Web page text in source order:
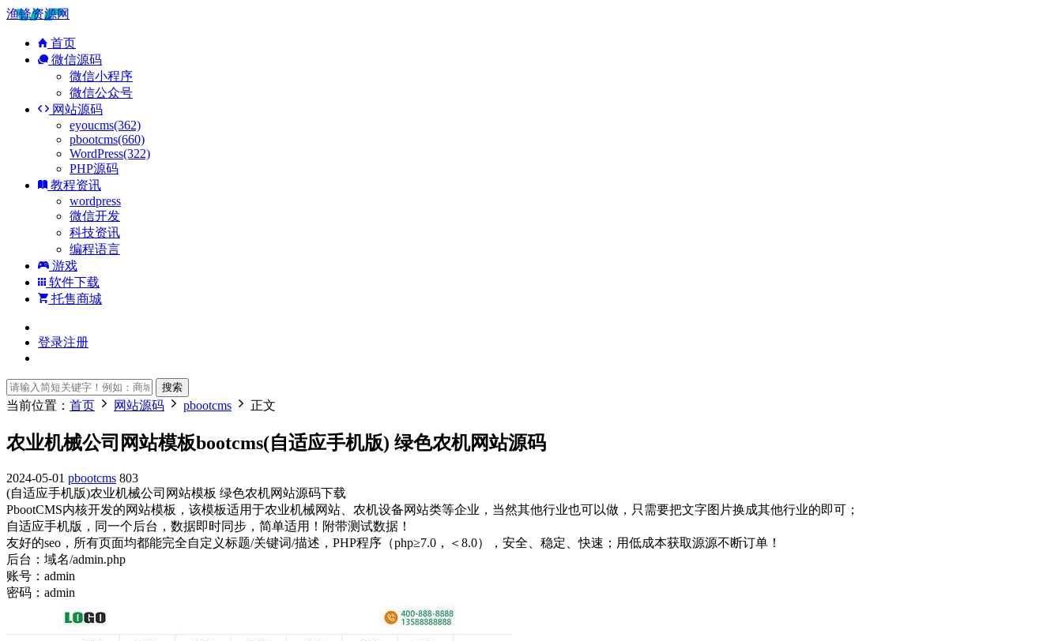
渔锋资源网
首页
微信源码
微信小程序
微信公众号
网站源码
eyoucms(362)
pbootcms(660)
WordPress(322)
PHP源码
教程资讯
wordpress
微信开发
科技资讯
编程语言
游戏
软件下载
托售商城
登录注册
搜索
当前位置： 首页 网站源码 pbootcms 正文
农业机械公司网站模板bootcms(自适应手机版) 绿色农机网站源码
2024-05-01 pbootcms 803
(自适应手机版)农业机械公司网站模板 绿色农机网站源码下载
PbootCMS内核开发的网站模板，该模板适用于农业机械网站、农机设备网站类等企业，当然其他行业也可以做，只需要把文字图片换成其他行业的即可；
自适应手机版，同一个后台，数据即时同步，简单适用！附带测试数据！
友好的seo，所有页面均都能完全自定义标题/关键词/描述，PHP程序（php≥7.0，＜8.0），安全、稳定、快速；用低成本获取源源不断订单！
后台：域名/admin.php
账号：admin
密码：admin